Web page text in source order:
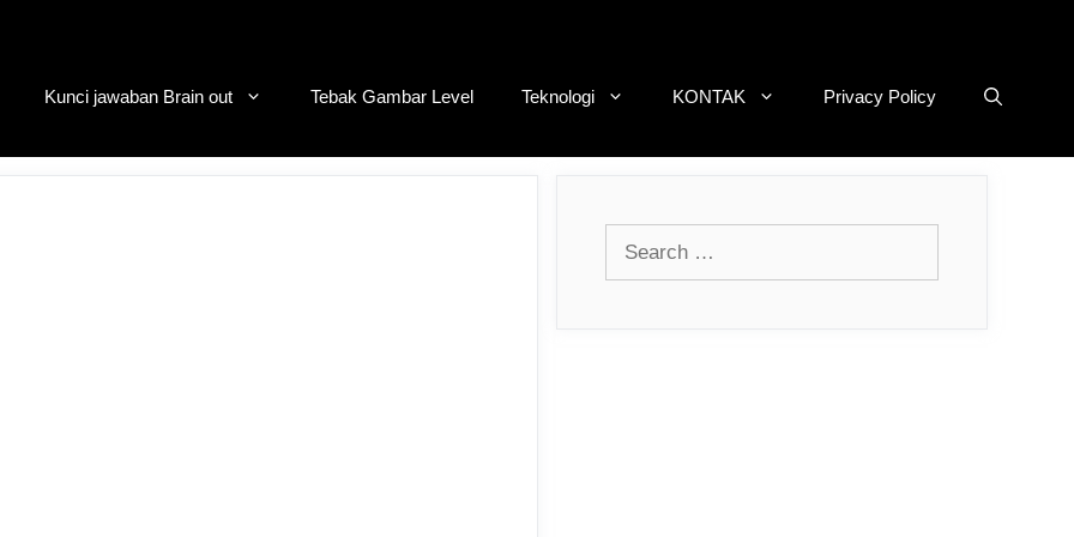
Kunci jawaban Brain out Tebak Gambar Level Teknologi KONTAK Privacy Policy